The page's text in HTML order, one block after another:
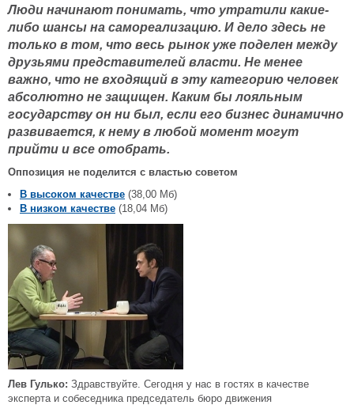
Люди начинают понимать, что утратили какие-
либо шансы на самореализацию. И дело здесь не
только в том, что весь рынок уже поделен между
друзьями представителей власти. Не менее
важно, что не входящий в эту категорию человек
абсолютно не защищен. Каким бы лояльным
государству он ни был, если его бизнес динамично
развивается, к нему в любой момент могут
прийти и все отобрать.
Оппозиция не поделится с властью советом
В высоком качестве (38,00 Мб)
В низком качестве (18,04 Мб)
Лев Гулько: Здравствуйте. Сегодня у нас в гостях в качестве
эксперта и собеседника председатель бюро движения